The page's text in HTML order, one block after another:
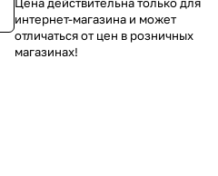
интернет-магазина и может
отличаться от цен в розничных
магазинах!